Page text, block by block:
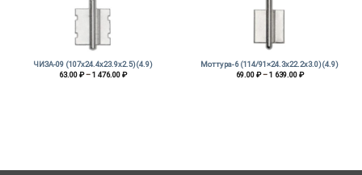
ЧИЗА-09 (107х24.4х23.9х2.5)(4.9)
63.00₽ – 1 476.00₽Диапазон
Моттура-6 (114/91×24.3х22.2х3.0)(4.9)
69.00₽ – 1 639.00₽Диапазон